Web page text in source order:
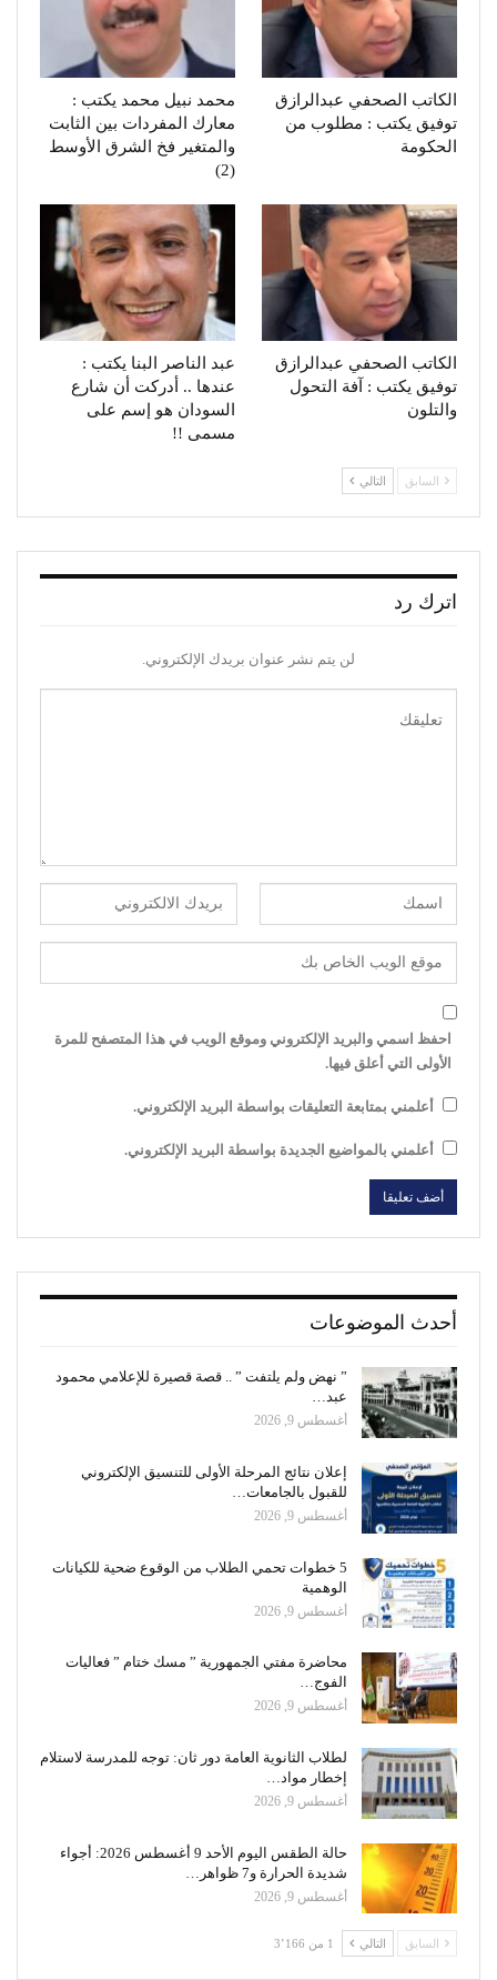
الكاتب الصحفي عبدالرازق
توفيق يكتب : مطلوب من
الحكومة
محمد نبيل محمد يكتب :
معارك المفردات بين الثابت
والمتغير فخ الشرق الأوسط
(2)
الكاتب الصحفي عبدالرازق
توفيق يكتب : آفة التحول
والتلون
عبد الناصر البنا يكتب :
عندها .. أدركت أن شارع
السودان هو إسم على
مسمى !!
السابق التالي
اترك رد
لن يتم نشر عنوان بريدك الإلكتروني.
احفظ اسمي والبريد الإلكتروني وموقع الويب في هذا المتصفح للمرة
الأولى التي أعلق فيها.
أعلمني بمتابعة التعليقات بواسطة البريد الإلكتروني.
أعلمني بالمواضيع الجديدة بواسطة البريد الإلكتروني.
أحدث الموضوعات
” نهض ولم يلتفت ” .. قصة قصيرة للإعلامي محمود
عبد…
أغسطس 9, 2026
إعلان نتائج المرحلة الأولى للتنسيق الإلكتروني
للقبول بالجامعات…
أغسطس 9, 2026
5 خطوات تحمي الطلاب من الوقوع ضحية للكيانات
الوهمية
أغسطس 9, 2026
محاضرة مفتي الجمهورية ” مسك ختام ” فعاليات
الفوج…
أغسطس 9, 2026
لطلاب الثانوية العامة دور ثان: توجه للمدرسة لاستلام
إخطار مواد…
أغسطس 9, 2026
حالة الطقس اليوم الأحد 9 أغسطس 2026: أجواء
شديدة الحرارة و7 ظواهر…
أغسطس 9, 2026
السابق التالي 1 من 3٬166